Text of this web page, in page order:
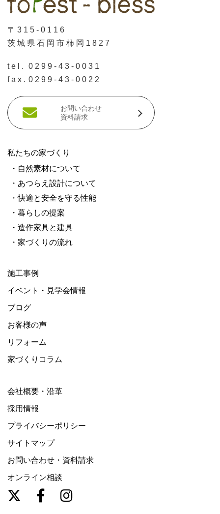
〒315-0116
茨城県石岡市柿岡1827
tel.
0299-43-0031
fax. 0299-43-0022
お問い合わせ
資料請求
私たちの家づくり
・自然素材について
・あつらえ設計について
・快適と安全を守る性能
・暮らしの提案
・造作家具と建具
・家づくりの流れ
施工事例
イベント・見学会情報
ブログ
お客様の声
リフォーム
家づくりコラム
会社概要・沿革
採用情報
プライバシーポリシー
サイトマップ
お問い合わせ・資料請求
オンライン相談